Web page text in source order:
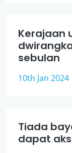
Kerajaan
sebulan
10th Jan 2024
Tiada
dapat